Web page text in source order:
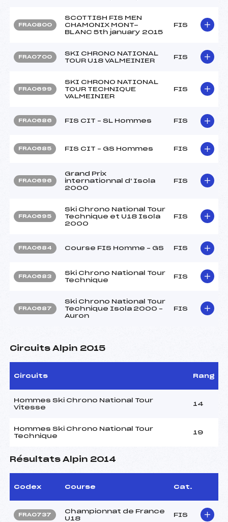
FRA0800
SCOTTISH FIS MEN
CHAMONIX MONT-
BLANC 5th january 2015
FIS
FRA0700
SKI CHRONO NATIONAL
TOUR U18 VALMEINIER
FIS
FRA0699
SKI CHRONO NATIONAL
TOUR TECHNIQUE
VALMEINIER
FIS
FRA0686 FIS CIT – SL Hommes FIS
FRA0685 FIS CIT – GS Hommes FIS
FRA0696
Grand Prix
internationnal d' Isola
2000
FIS
FRA0695
Ski Chrono National Tour
Technique et U18 Isola
2000
FIS
FRA0684 Course FIS Homme – GS FIS
FRA0683
Ski Chrono National Tour
Technique
FIS
FRA0687
Ski Chrono National Tour
Technique Isola 2000 –
Auron
FIS
Circuits Alpin 2015
Circuits Rang
Hommes Ski Chrono National Tour
Vitesse
14
Hommes Ski Chrono National Tour
Technique
19
Résultats Alpin 2014
Codex Course Cat.
FRA0737
Championnat de France
U18
FIS